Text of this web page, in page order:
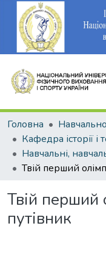
Головна
Твій перший
путівник